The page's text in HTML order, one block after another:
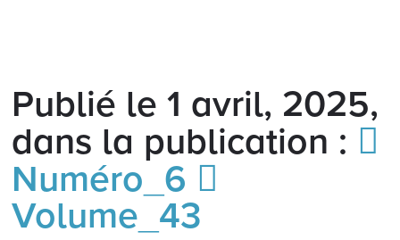
Publié le 1 avril, 2025,
dans la publication :
Numéro_6
Volume_43